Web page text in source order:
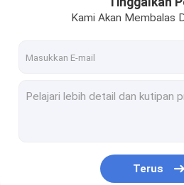
pipa ss mulus
Lembaran logam stainless steel
cermin lembaran stainless steel
Kami Akan Membalas
Terus